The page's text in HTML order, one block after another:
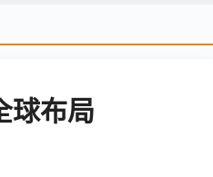
球布局